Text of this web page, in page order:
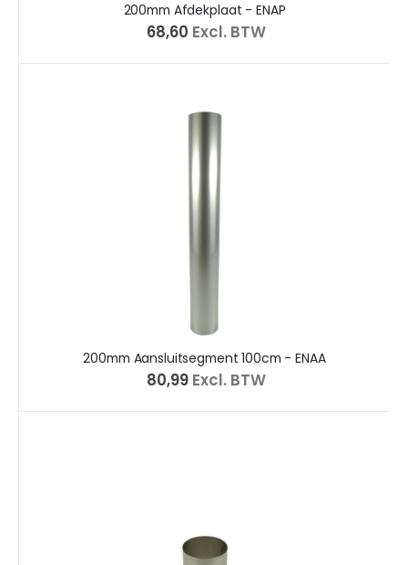
200mm Afdekplaat - ENAP
€ 68,60 Excl. BTW
200mm Aansluitsegment 100cm - ENAA
€ 80,99 Excl. BTW